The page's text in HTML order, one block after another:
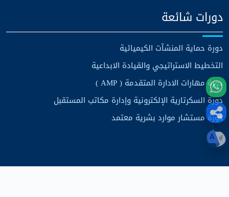
دورات شائعة
دورة حماية المنشآت الكيميائية
التخطيط الاستراتيجي والقيادة الابداعية
دورة مهارات الادارة المتقدمة ( AMP )
دورة السكرتارية الإلكترونية وإدارة مكاتب المستقبل
دورة مستشار موارد بشرية معتمد